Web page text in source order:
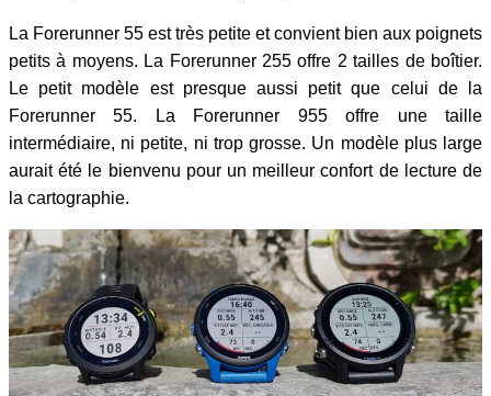
La Forerunner 55 est très petite et convient bien aux poignets
petits à moyens. La Forerunner 255 offre 2 tailles de boîtier.
Le petit modèle est presque aussi petit que celui de la
Forerunner 55. La Forerunner 955 offre une taille
intermédiaire, ni petite, ni trop grosse. Un modèle plus large
aurait été le bienvenu pour un meilleur confort de lecture de
la cartographie.